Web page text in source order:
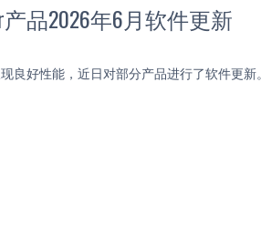
品2026年6月软件更新
良好性能，近日对部分产品进行了软件更新。